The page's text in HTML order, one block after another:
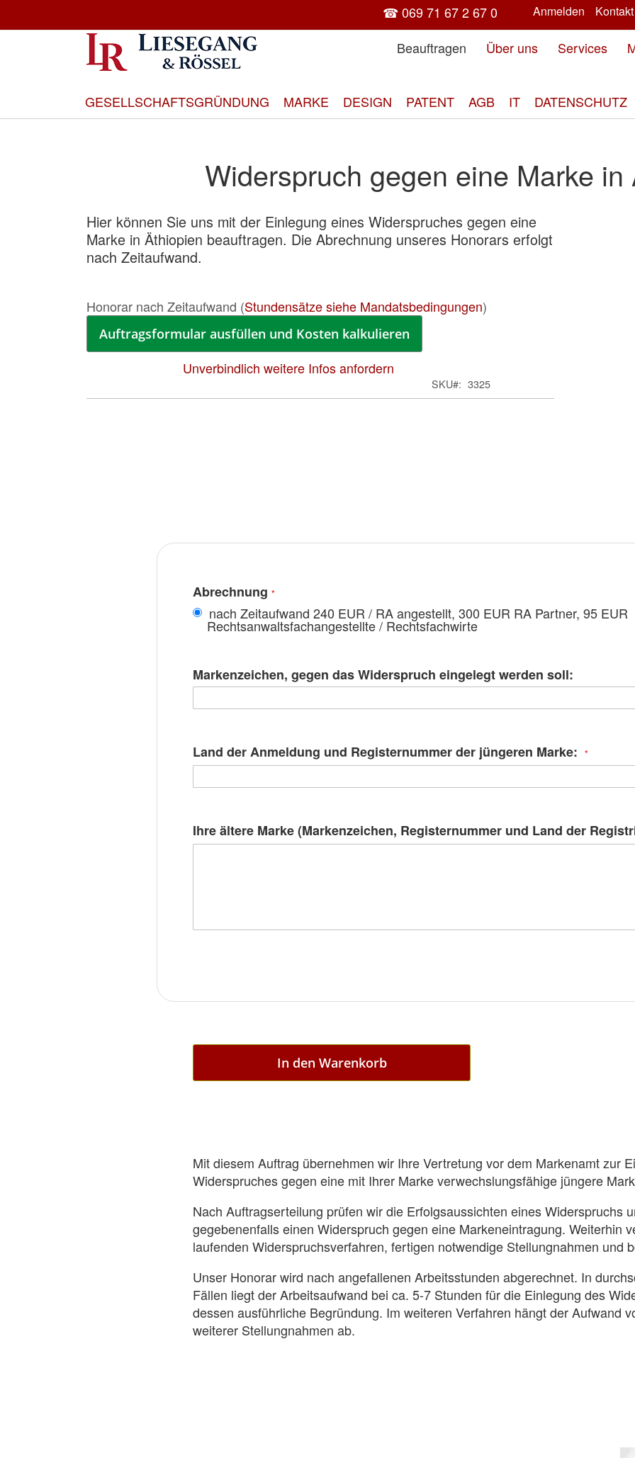
zum
Inhalt
Anmelden Kontakt
☎ 069 71 67 2 67 0
Beauftragen
Über uns Services
GESELLSCHAFTSGRÜNDUNG MARKE DESIGN PATENT AGB IT DATENSCHUTZ
Widerspruch gegen eine Marke in
Hier können Sie uns mit der Einlegung eines Widerspruches gegen eine
Marke in Äthiopien beauftragen. Die Abrechnung unseres Honorars erfolgt
nach Zeitaufwand.
Honorar nach Zeitaufwand (Stundensätze siehe Mandatsbedingungen)
Auftragsformular ausfüllen und Kosten kalkulieren
Unverbindlich weitere Infos anfordern
SKU 3325
Abrechnung
nach Zeitaufwand 240 EUR / RA angestellt, 300 EUR RA Partner, 95 EUR
Rechtsanwaltsfachangestellte / Rechtsfachwirte
Markenzeichen, gegen das Widerspruch eingelegt werden soll:
Land der Anmeldung und Registernummer der jüngeren Marke:
Ihre ältere Marke (Markenzeichen, Registernummer und Land der
In den Warenkorb
Mit diesem Auftrag übernehmen wir Ihre Vertretung vor dem Markenamt zur
Widerspruches gegen eine mit Ihrer Marke verwechslungsfähige jüngere
Nach Auftragserteilung prüfen wir die Erfolgsaussichten eines Widerspruchs
gegebenenfalls einen Widerspruch gegen eine Markeneintragung. Weiterhin
laufenden Widerspruchsverfahren, fertigen notwendige Stellungnahmen und
Unser Honorar wird nach angefallenen Arbeitsstunden abgerechnet. In
Fällen liegt der Arbeitsaufwand bei ca. 5-7 Stunden für die Einlegung des
dessen ausführliche Begründung. Im weiteren Verfahren hängt der Aufwand
weiterer Stellungnahmen ab.